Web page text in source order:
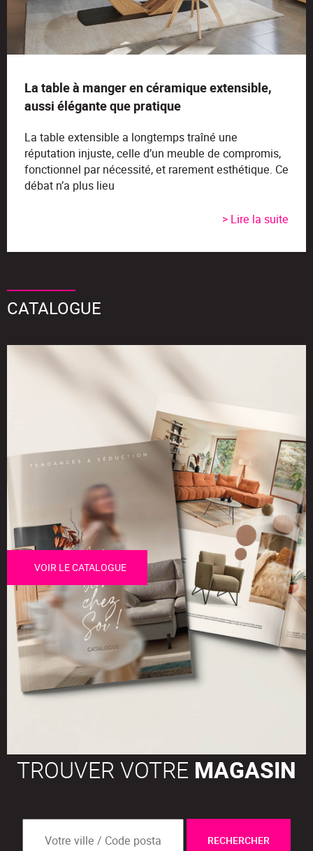
La table à manger en céramique extensible,
aussi élégante que pratique
La table extensible a longtemps traîné une
réputation injuste, celle d’un meuble de compromis,
fonctionnel par nécessité, et rarement esthétique. Ce
débat n’a plus lieu
> Lire la suite
CATALOGUE
VOIR LE CATALOGUE
TROUVER VOTRE MAGASIN
RECHERCHER